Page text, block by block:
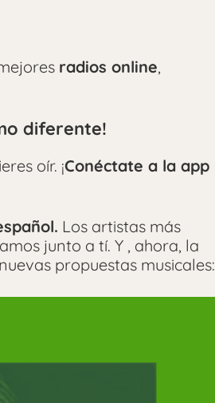
radios online,
diferente!
oír. ¡Conéctate a la app
Los artistas más
junto a tí. Y , ahora, la
propuestas musicales: